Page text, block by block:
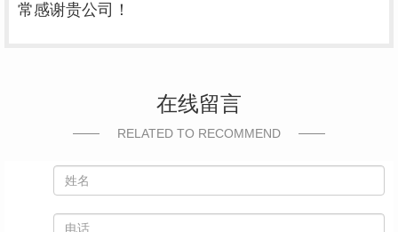
常感谢贵公司！
在线留言
RELATED TO RECOMMEND